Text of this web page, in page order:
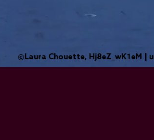
©Laura Chouette, Hj8eZ_wK1eM |